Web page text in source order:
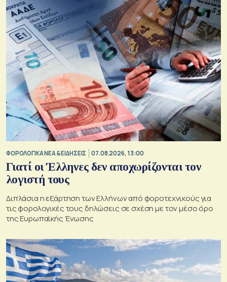
ΦΟΡΟΛΟΓΙΚΑ ΝΕΑ & EΙΔΗΣΕΙΣ 07.08.2026, 13:00
Γιατί οι Έλληνες δεν αποχωρίζονται τον
λογιστή τους
Διπλάσια η εξάρτηση των Ελλήνων από φοροτεχνικούς για
τις φορολογικές τους δηλώσεις σε σχέση με τον μέσο όρο
της Ευρωπαϊκής Ένωσης